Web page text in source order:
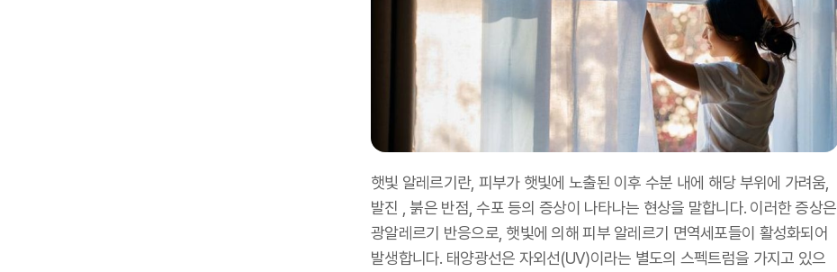
햇빛 알레르기란, 피부가 햇빛에 노출된 이후 수분 내에 해당 부위에 가려움,
발진 , 붉은 반점, 수포 등의 증상이 나타나는 현상을 말합니다. 이러한 증상은
광알레르기 반응으로, 햇빛에 의해 피부 알레르기 면역세포들이 활성화되어
발생합니다. 태양광선은 자외선(UV)이라는 별도의 스펙트럼을 가지고 있으